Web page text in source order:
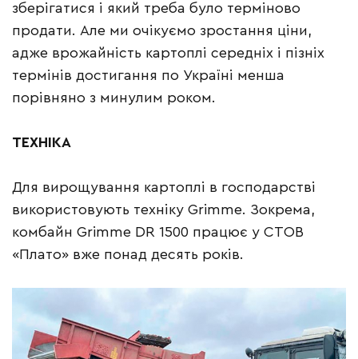
зберігатися і який треба було терміново
продати. Але ми очікуємо зростання ціни,
адже врожайність картоплі середніх і пізніх
термінів достигання по Україні менша
порівняно з минулим роком.
ТЕХНІКА
Для вирощування картоплі в господарстві
використовують техніку Grimme. Зокрема,
комбайн Grimme DR 1500 працює у СТОВ
«Плато» вже понад десять років.